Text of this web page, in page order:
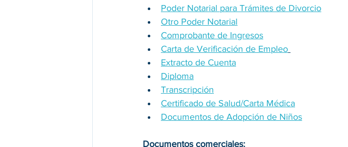
Poder Notarial para Trámites de Divorcio
Otro Poder Notarial
Comprobante de Ingresos
Carta de Verificación de Empleo
Extracto de Cuenta
Diploma
Transcripción
Certificado de Salud/Carta Médica
Documentos de Adopción de Niños
Documentos comerciales: